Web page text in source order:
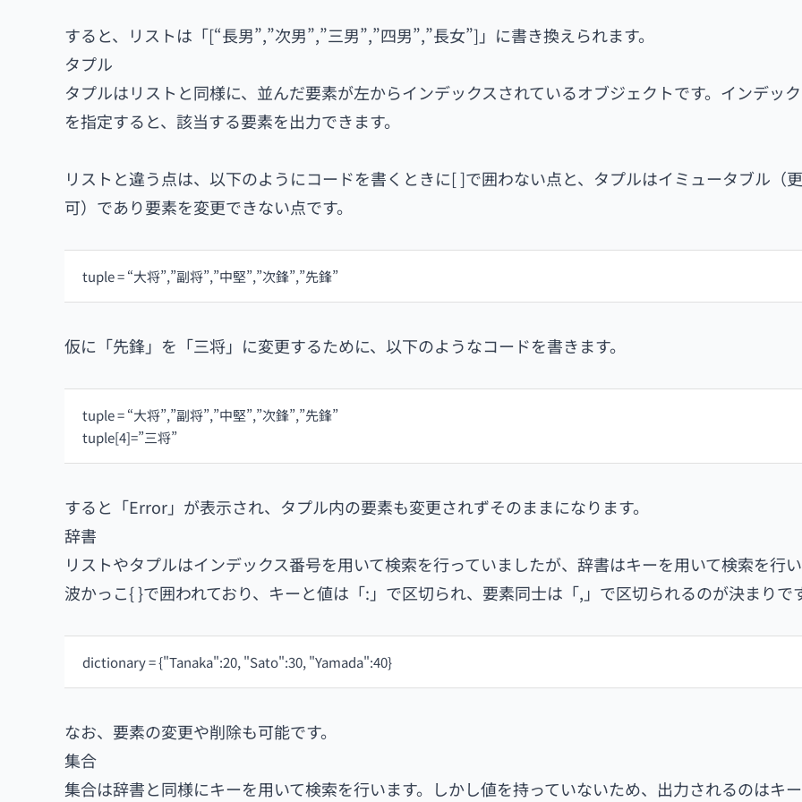
すると、リストは「[“長男”,”次男”,”三男”,”四男”,”長女”]」に書き換えられます。
タプル
タプルはリストと同様に、並んだ要素が左からインデックスされているオブジェクトです。インデッ
を指定すると、該当する要素を出力できます。
リストと違う点は、以下のようにコードを書くときに[ ]で囲わない点と、タプルはイミュータブル（
可）であり要素を変更できない点です。
tuple = “大将”,”副将”,”中堅”,”次鋒”,”先鋒”
仮に「先鋒」を「三将」に変更するために、以下のようなコードを書きます。
tuple = “大将”,”副将”,”中堅”,”次鋒”,”先鋒”
tuple[4]=”三将”
すると「Error」が表示され、タプル内の要素も変更されずそのままになります。
辞書
リストやタプルはインデックス番号を用いて検索を行っていましたが、辞書はキーを用いて検索を行い
波かっこ{ }で囲われており、キーと値は「:」で区切られ、要素同士は「,」で区切られるのが決まりで
dictionary = {"Tanaka":20, "Sato":30, "Yamada":40}
なお、要素の変更や削除も可能です。
集合
集合は辞書と同様にキーを用いて検索を行います。しかし値を持っていないため、出力されるのはキ